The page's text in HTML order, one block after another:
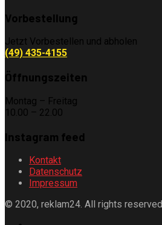
Vorbestellung
Jetzt Vorbestellen und abholen
(49) 435-4155
Öffnungszeiten
Montag – Freitag
10.00 – 22.00
Instagram feed
Kontakt
Datenschutz
Impressum
© 2020, reklam24. All rights reserved